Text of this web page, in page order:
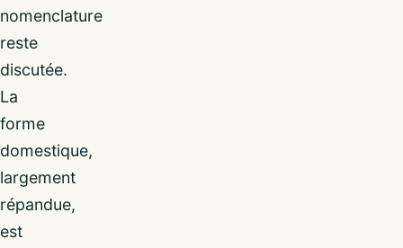
nomenclature
reste
discutée.
La
forme
domestique,
largement
répandue,
est